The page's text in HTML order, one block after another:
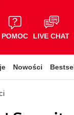
POMOC LIVE CHAT
Nowości